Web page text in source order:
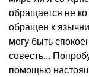
обращается не
обращен к
могу быть
совесть...
помощью